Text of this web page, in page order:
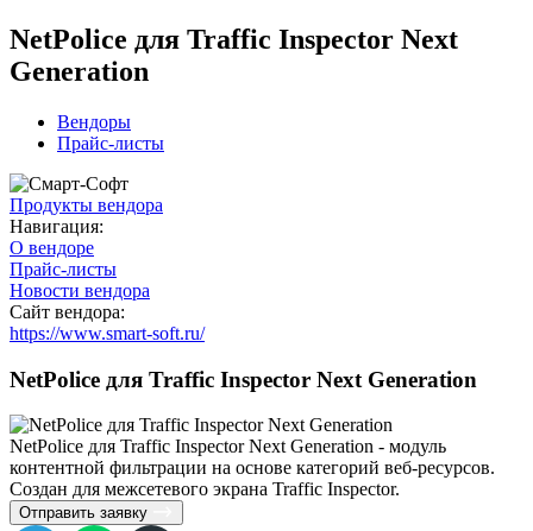
NetPolice для Traffic Inspector Next
Generation
Вендоры
Прайс-листы
Продукты вендора
Навигация:
О вендоре
Прайс-листы
Новости вендора
Сайт вендора:
https://www.smart-soft.ru/
NetPolice для Traffic Inspector Next Generation
NetPolice для Traffic Inspector Next Generation - модуль
контентной фильтрации на основе категорий веб-ресурсов.
Создан для межсетевого экрана Traffic Inspector.
Отправить заявку